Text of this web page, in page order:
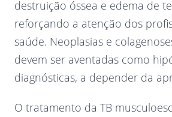
destruição óssea e edema de
reforçando a atenção dos
saúde. Neoplasias e
devem ser aventadas como
diagnósticas, a depender da
O tratamento da TB